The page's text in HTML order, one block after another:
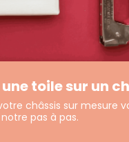
toile sur un
châssis sur mesure
pas à pas.